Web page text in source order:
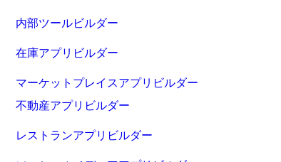
内部ツールビルダー
在庫アプリビルダー
マーケットプレイスアプリビルダー
不動産アプリビルダー
レストランアプリビルダー